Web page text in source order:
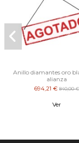
Anillo diamantes oro
alianza
694,21 € 840,00 €
Ver